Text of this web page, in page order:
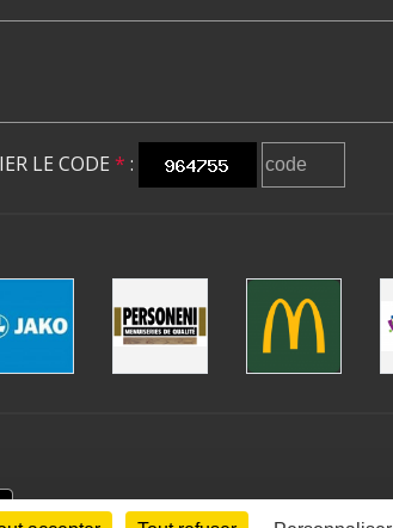
LE CODE * :